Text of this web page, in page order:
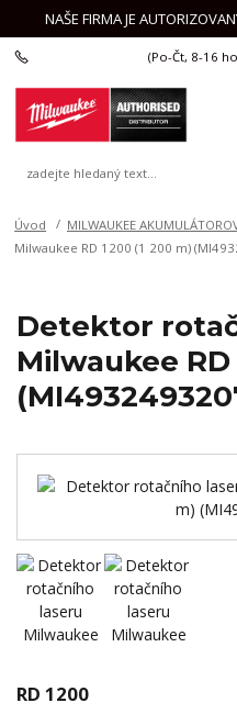
NAŠE FIRMA JE
(Po-Čt, 8-16
Úvod MILWAUKEE
Milwaukee RD 1200 (1 200 m)
Detektor
Milwaukee RD
RD 1200